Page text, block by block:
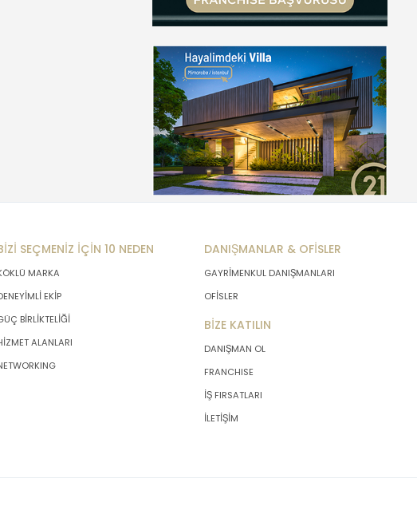
SEÇMENİZ İÇİN 10 NEDEN
MARKA
EKİP
BİRLİKTELİĞİ
ALANLARI
DANIŞMANLAR & OFİSLER
GAYRİMENKUL DANIŞMANLARI
OFİSLER
BİZE KATILIN
DANIŞMAN OL
FRANCHISE
İŞ FIRSATLARI
İLETİŞİM